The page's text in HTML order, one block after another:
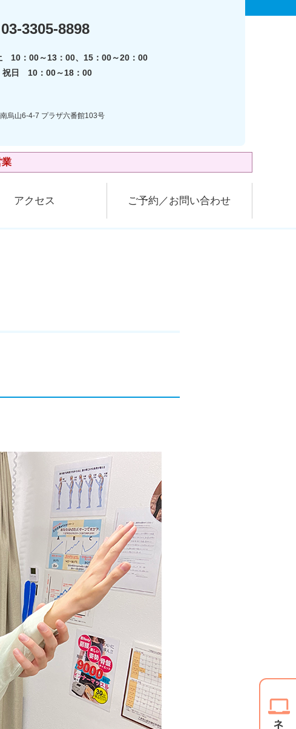
03-3305-8898
10：00～13：00、15：00～20：00
祝日 10：00～18：00
烏山6-4-7 プラザ六番館103号
業
アクセス ご予約／お問い合わせ